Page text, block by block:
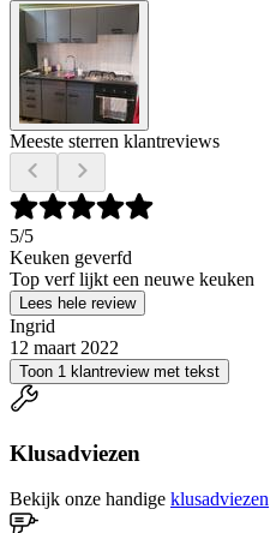
Meeste sterren klantreviews
5/5
Keuken geverfd
Top verf lijkt een neuwe keuken
Lees hele review
Ingrid
12 maart 2022
Toon 1 klantreview met tekst
Klusadviezen
Bekijk onze handige klusadviezen